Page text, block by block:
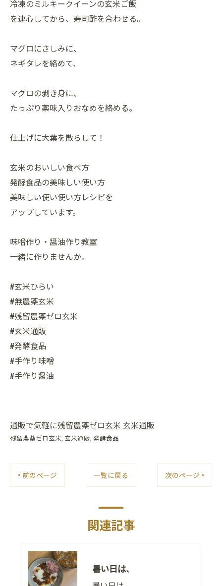
冷凍のミルキークイーンの玄米ご飯
を連心してから、寿司酢を合わせる。
マグロにさしみに、
ネギタレを絡めて、
マグロの剥き身に、
たっぷり薬味入りおなめを絡める。
仕上げに大葉を散らして！
玄米のおいしい食べ方
発酵食品の美味しい使い方
美味しい使い使い方レシピを
アップしています。
味噌作り・醤油作り教室
一緒に作りませんか。
#玄米ひらい
#無農薬玄米
#残留農薬ゼロ玄米
#玄米通販
#発酵食品
#手作り味噌
#手作り醤油
通販で気軽に残留農薬ゼロ玄米 玄米通販
残留農薬ゼロ玄米 玄米通販 発酵食品
< 前のページ 一覧に戻る 次のページ >
関連記事
暑い日は、